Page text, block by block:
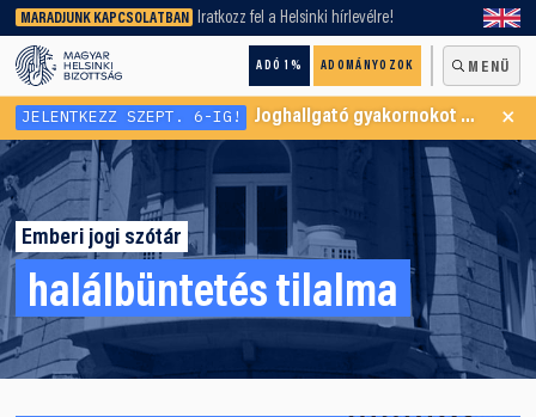
MARADJUNK KAPCSOLATBAN Iratkozz fel a Helsinki hírlevélre!
ADÓ 1% ADOMÁNYOZOK MENÜ
keresőnket!
JELENTKEZZ SZEPT. 6-IG! Joghallgató gyakornokot keresünk Menekültügyi Programunkba ×
Emberi jogi szótár
halálbüntetés tilalma